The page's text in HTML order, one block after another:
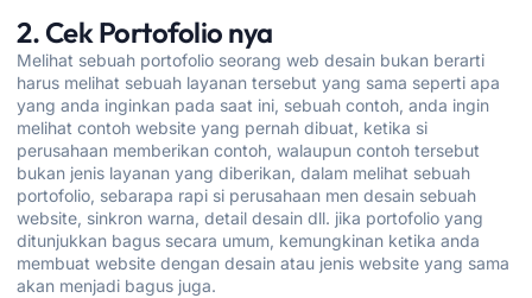
2. Cek Portofolio nya
Melihat sebuah portofolio seorang web desain bukan berarti
harus melihat sebuah layanan tersebut yang sama seperti apa
yang anda inginkan pada saat ini, sebuah contoh, anda ingin
melihat contoh website yang pernah dibuat, ketika si
perusahaan memberikan contoh, walaupun contoh tersebut
bukan jenis layanan yang diberikan, dalam melihat sebuah
portofolio, sebarapa rapi si perusahaan men desain sebuah
website, sinkron warna, detail desain dll. jika portofolio yang
ditunjukkan bagus secara umum, kemungkinan ketika anda
membuat website dengan desain atau jenis website yang sama
akan menjadi bagus juga.